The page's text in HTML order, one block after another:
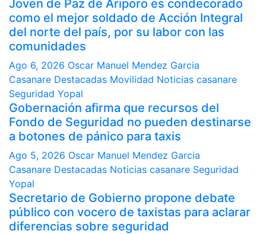
Joven de Paz de Ariporo es condecorado
como el mejor soldado de Acción Integral
del norte del país, por su labor con las
comunidades
Ago 6, 2026 Oscar Manuel Mendez Garcia
Casanare Destacadas Movilidad Noticias casanare
Seguridad Yopal
Gobernación afirma que recursos del
Fondo de Seguridad no pueden destinarse
a botones de pánico para taxis
Ago 5, 2026 Oscar Manuel Mendez Garcia
Casanare Destacadas Noticias casanare Seguridad
Yopal
Secretario de Gobierno propone debate
público con vocero de taxistas para aclarar
diferencias sobre seguridad